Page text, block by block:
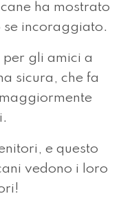
ha mostrato
incoraggiato.
per gli amici a
sicura, che fa
e questo
vedono i loro